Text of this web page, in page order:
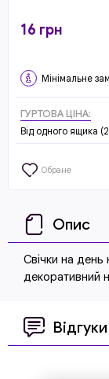
16 грн
Мінімальне
ГУРТОВА ЦІНА:
Від одного ящика
Обране
Опис
Свічки на день
декоративний
Відгуки